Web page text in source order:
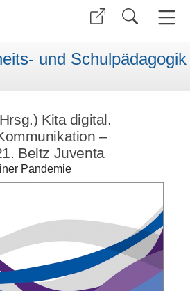
und Schulpädagogik
Kita digital.
–
Beltz Juventa
Pandemie